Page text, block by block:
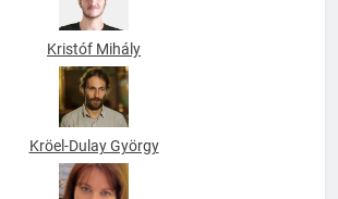
Kristóf Mihály
Kröel-Dulay György